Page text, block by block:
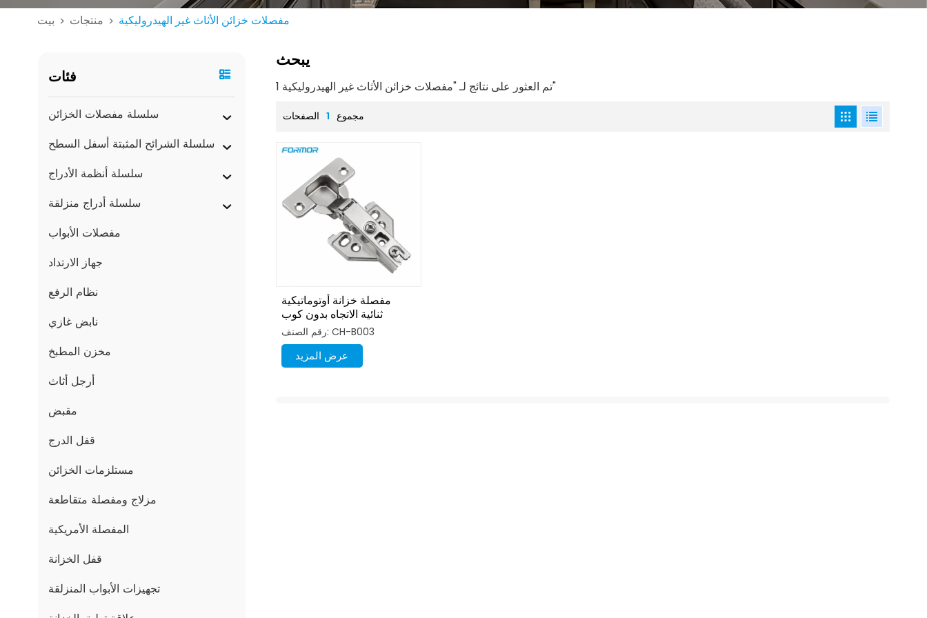
بيت > منتجات > مفصلات خزائن الأثاث غير الهيدروليكية
فئات
سلسلة مفصلات الخزائن
سلسلة الشرائح المثبتة أسفل السطح
سلسلة أنظمة الأدراج
سلسلة أدراج منزلقة
مفصلات الأبواب
جهاز الارتداد
نظام الرفع
نابض غازي
مخزن المطبخ
أرجل أثاث
مقبض
قفل الدرج
مستلزمات الخزائن
مزلاج ومفصلة متقاطعة
المفصلة الأمريكية
قفل الخزانة
تجهيزات الأبواب المنزلقة
يبحث
1 تم العثور على نتائج لـ "مفصلات خزائن الأثاث غير الهيدروليكية"
مجموع 1 الصفحات
مفصلة خزانة أوتوماتيكية
ثنائية الاتجاه بدون كوب
هيدروليكي 35 مم
رقم الصنف: CH-B003
عرض المزيد